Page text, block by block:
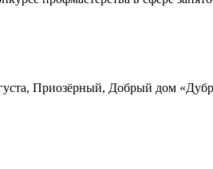
Приозёрный, Добрый дом